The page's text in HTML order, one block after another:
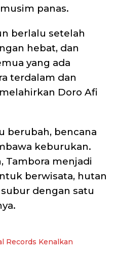
panas.
berlalu setelah
hebat, dan
yang ada
terdalam dan
Doro Afi
berubah, bencana
keburukan.
Tambora menjadi
berwisata, hutan
dengan satu
Records Kenalkan